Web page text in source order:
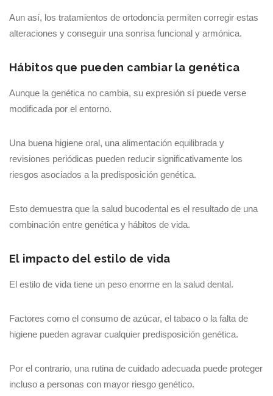
Aun así, los tratamientos de ortodoncia permiten corregir estas
alteraciones y conseguir una sonrisa funcional y armónica.
Hábitos que pueden cambiar la genética
Aunque la genética no cambia, su expresión sí puede verse
modificada por el entorno.
Una buena higiene oral, una alimentación equilibrada y
revisiones periódicas pueden reducir significativamente los
riesgos asociados a la predisposición genética.
Esto demuestra que la salud bucodental es el resultado de una
combinación entre genética y hábitos de vida.
El impacto del estilo de vida
El estilo de vida tiene un peso enorme en la salud dental.
Factores como el consumo de azúcar, el tabaco o la falta de
higiene pueden agravar cualquier predisposición genética.
Por el contrario, una rutina de cuidado adecuada puede proteger
incluso a personas con mayor riesgo genético.